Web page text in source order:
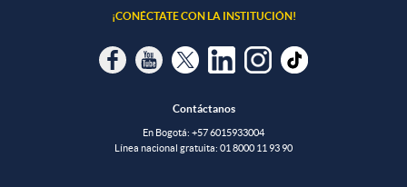
¡CONÉCTATE CON LA INSTITUCIÓN!
Contáctanos
En Bogotá: +57 6015933004
Línea nacional gratuita: 01 8000 11 93 90